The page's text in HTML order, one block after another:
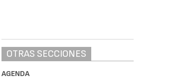
OTRAS SECCIONES
AGENDA